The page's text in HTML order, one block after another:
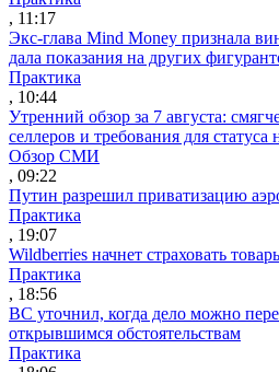
, 11:17
Экс-глава Mind Money признала
дала показания на других
Практика
, 10:44
Утренний обзор за 7 августа:
селлеров и требования для
Обзор СМИ
, 09:22
Путин разрешил приватизацию
Практика
, 19:07
Wildberries начнет страховать
Практика
, 18:56
ВС уточнил, когда дело можно
открывшимся обстоятельствам
Практика